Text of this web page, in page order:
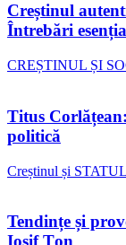
Creștinul
Întrebări
CREȘTINUL ȘI
Titus
politică
Creștinul și STATUL
Tendințe și
Iosif Țon